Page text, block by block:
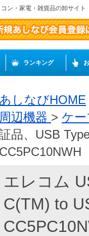
ン・家電・雑貨品の卸サイ
ランキング
あしなびHOME
周辺機器 > ケ
品、USB
CC5PC10NWH
エレコム
C(TM) to